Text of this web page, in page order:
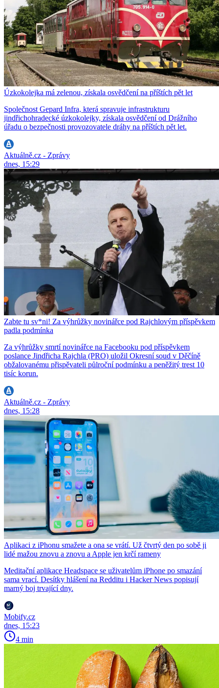
Úzkokolejka má zelenou, získala osvědčení na příštích pět let
Společnost Gepard Infra, která spravuje infrastrukturu
jindřichohradecké úzkokolejky, získala osvědčení od Drážního
úřadu o bezpečnosti provozovatele dráhy na příštích pět let.
Aktuálně.cz - Zprávy
dnes, 15:29
Zabte tu sv*ni! Za výhrůžky novinářce pod Rajchlovým příspěvkem
padla podmínka
Za výhrůžky smrtí novinářce na Facebooku pod příspěvkem
poslance Jindřicha Rajchla (PRO) uložil Okresní soud v Děčíně
obžalovanému přispěvateli půlroční podmínku a peněžitý trest 10
tisíc korun.
Aktuálně.cz - Zprávy
dnes, 15:28
Aplikaci z iPhonu smažete a ona se vrátí. Už čtvrtý den po sobě ji
lidé mažou znovu a znovu a Apple jen krčí rameny
Meditační aplikace Headspace se uživatelům iPhone po smazání
sama vrací. Desítky hlášení na Redditu i Hacker News popisují
marný boj trvající dny.
Mobify.cz
dnes, 15:23
4 min